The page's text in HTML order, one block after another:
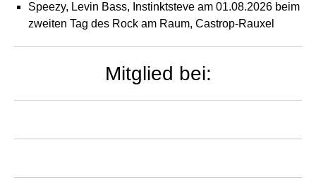
Speezy, Levin Bass, Instinktsteve am 01.08.2026 beim
zweiten Tag des Rock am Raum, Castrop-Rauxel
Mitglied bei: